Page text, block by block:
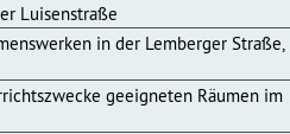
Luisenstraße
in der Lemberger Straße,
geeigneten Räumen im